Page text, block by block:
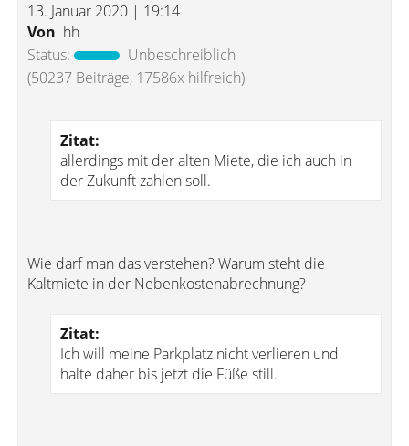
13. Januar 2020 | 19:14
Von hh
Status:
Unbeschreiblich
(50237 Beiträge, 17586x hilfreich)
Zitat:
allerdings mit der alten Miete, die ich auch in
der Zukunft zahlen soll.
Wie darf man das verstehen? Warum steht die
Kaltmiete in der Nebenkostenabrechnung?
Zitat:
Ich will meine Parkplatz nicht verlieren und
halte daher bis jetzt die Füße still.